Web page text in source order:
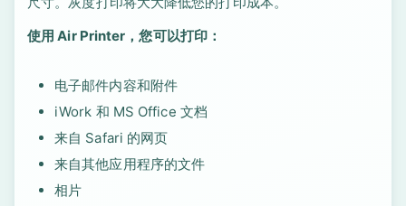
使用 Air Printer，您可以打印：
电子邮件内容和附件
iWork 和 MS Office 文档
来自 Safari 的网页
来自其他应用程序的文件
相片